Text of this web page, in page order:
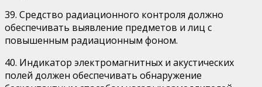
39. Средство радиационного контроля должно
обеспечивать выявление предметов и лиц с
повышенным радиационным фоном.
40. Индикатор электромагнитных и акустических
полей должен обеспечивать обнаружение